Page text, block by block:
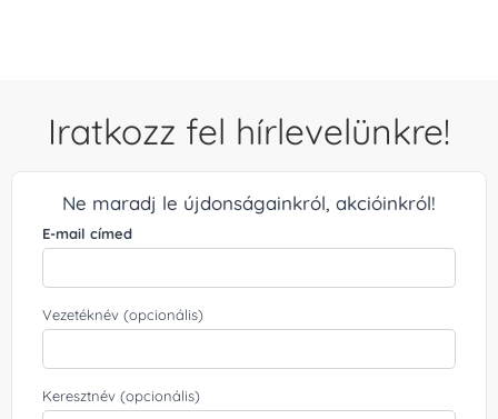
Iratkozz fel hírlevelünkre!
Ne maradj le újdonságainkról, akcióinkról!
E-mail címed
Vezetéknév (opcionális)
Keresztnév (opcionális)